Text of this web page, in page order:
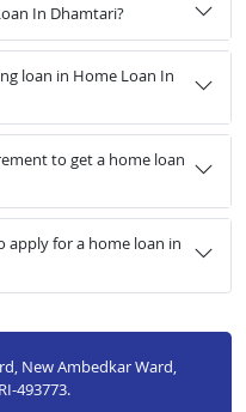
In Dhamtari?
loan in Home Loan In
to get a home loan
apply for a home loan in
New Ambedkar Ward,
493773.